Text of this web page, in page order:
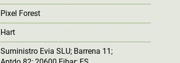
Pixel Forest
Hart
Suministro Evia SLU; Barrena 11;